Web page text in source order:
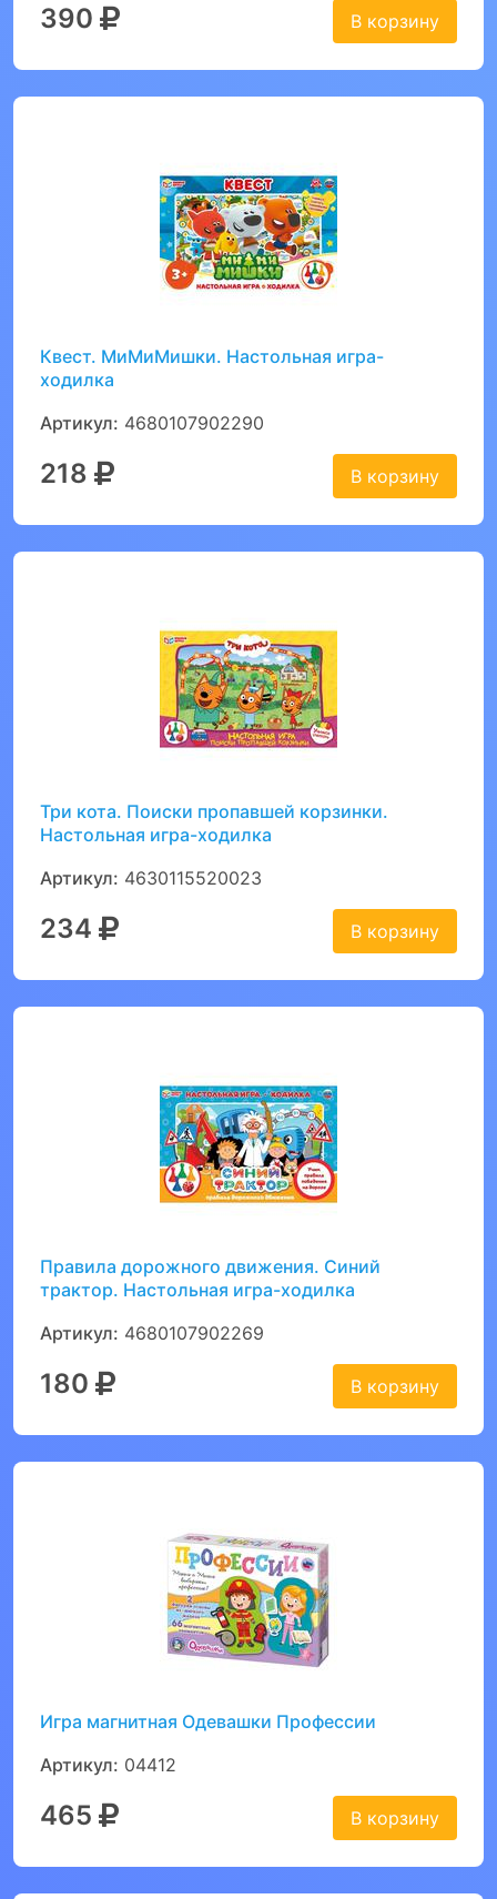
390 В корзину
Квест. МиМиМишки. Настольная игра-
ходилка
Артикул: 4680107902290
218 В корзину
Три кота. Поиски пропавшей корзинки.
Настольная игра-ходилка
Артикул: 4630115520023
234 В корзину
Правила дорожного движения. Синий
трактор. Настольная игра-ходилка
Артикул: 4680107902269
180 В корзину
Игра магнитная Одевашки Профессии
Артикул: 04412
465 В корзину